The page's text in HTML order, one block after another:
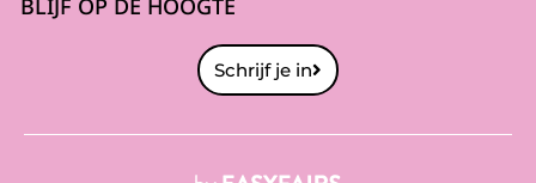
BLIJF OP DE HOOGTE
Schrijf je in